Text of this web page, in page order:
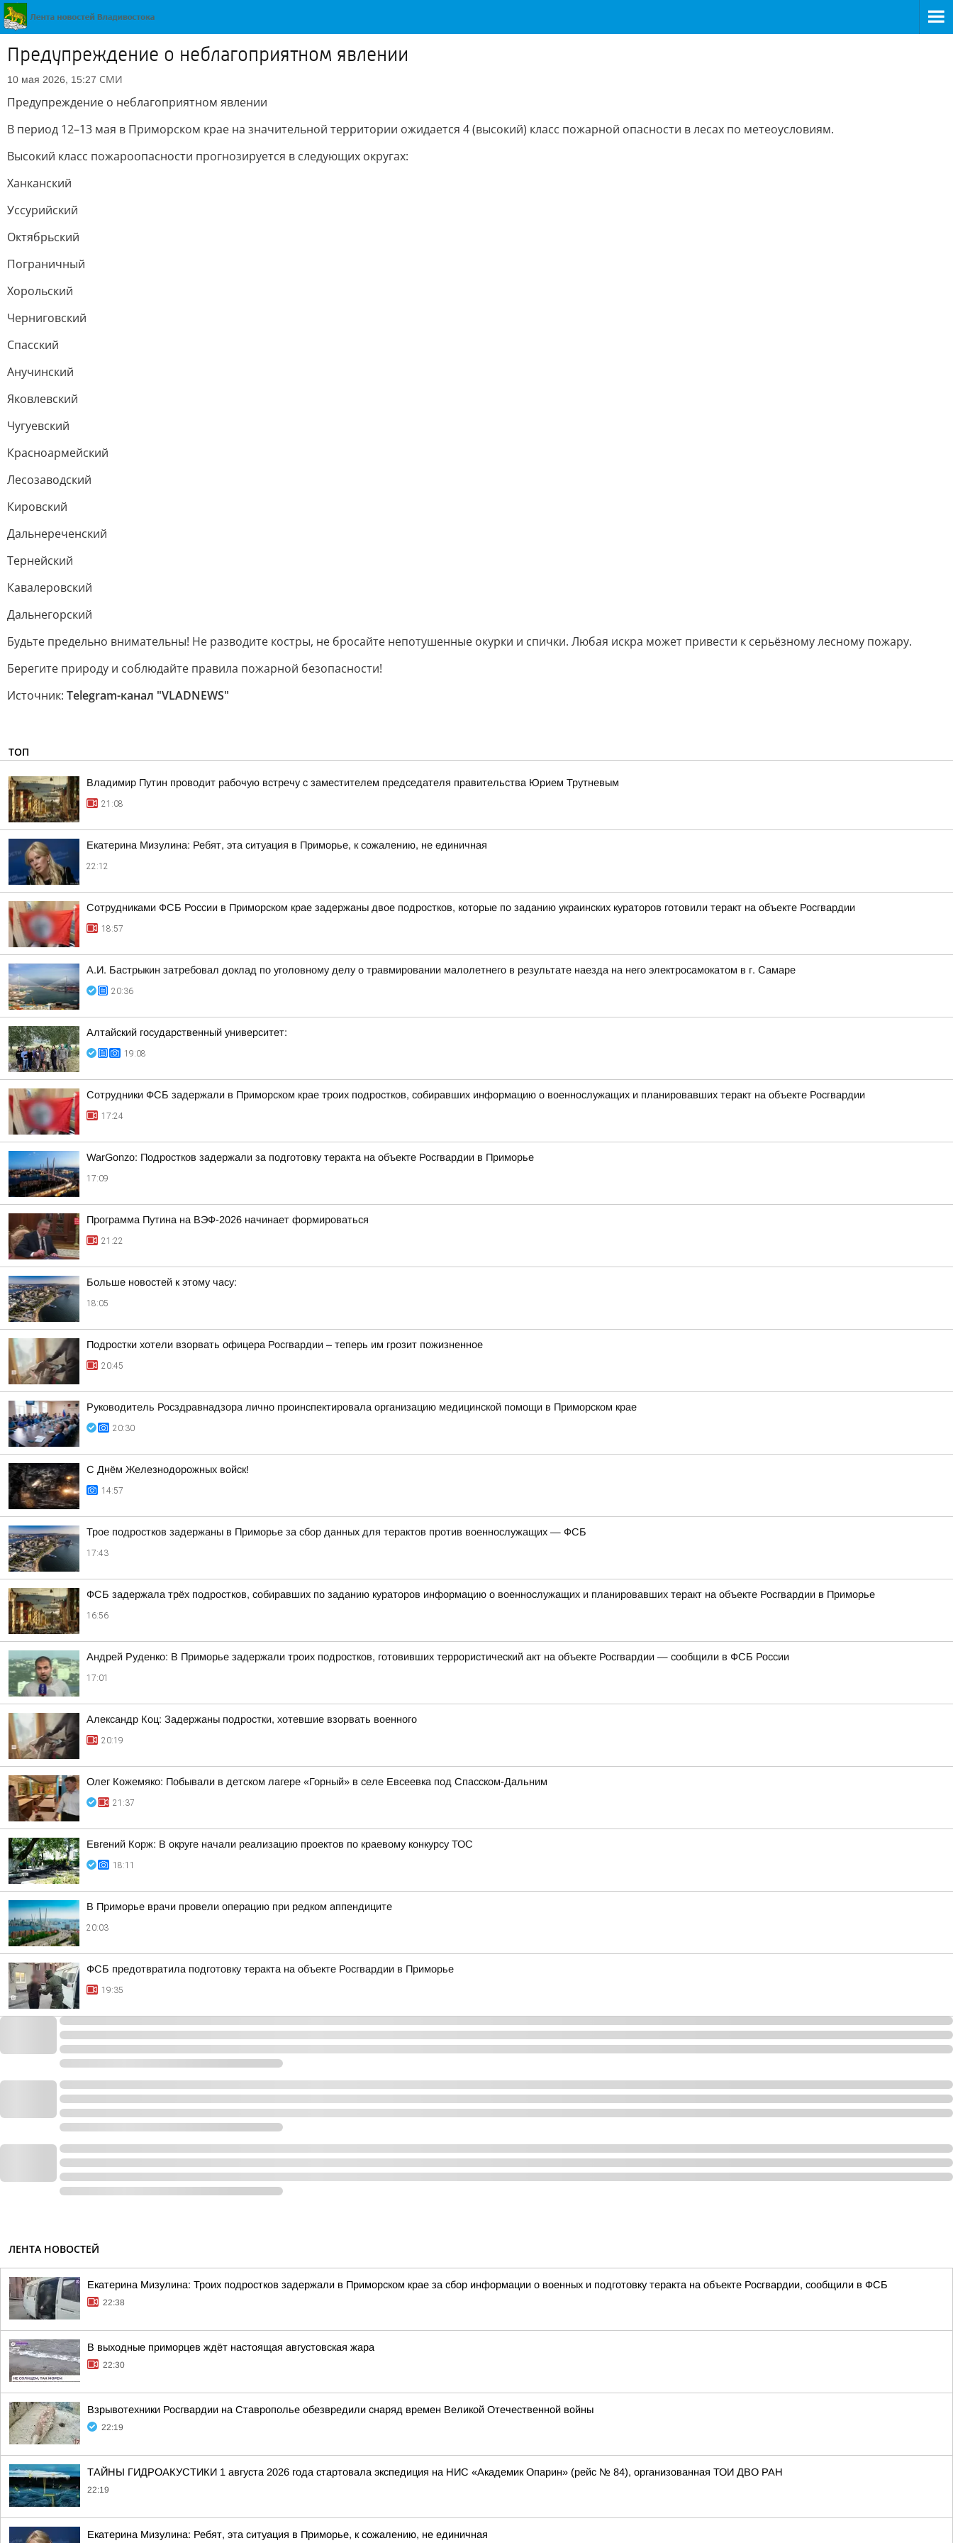
Предупреждение о неблагоприятном явлении
10 мая 2026, 15:27 СМИ
Предупреждение о неблагоприятном явлении
В период 12–13 мая в Приморском крае на значительной территории ожидается 4 (высокий) класс пожарной опасности в лесах по метеоусловиям.
Высокий класс пожароопасности прогнозируется в следующих округах:
Ханканский
Уссурийский
Октябрьский
Пограничный
Хорольский
Черниговский
Спасский
Анучинский
Яковлевский
Чугуевский
Красноармейский
Лесозаводский
Кировский
Дальнереченский
Тернейский
Кавалеровский
Дальнегорский
Будьте предельно внимательны! Не разводите костры, не бросайте непотушенные окурки и спички. Любая искра может привести к серьёзному лесному пожару.
Берегите природу и соблюдайте правила пожарной безопасности!
Источник: Telegram-канал "VLADNEWS"
ТОП
Владимир Путин проводит рабочую встречу с заместителем председателя правительства Юрием Трутневым
21:08
Екатерина Мизулина: Ребят, эта ситуация в Приморье, к сожалению, не единичная
22:12
Сотрудниками ФСБ России в Приморском крае задержаны двое подростков, которые по заданию украинских кураторов готовили теракт на объекте Росгвардии
18:57
А.И. Бастрыкин затребовал доклад по уголовному делу о травмировании малолетнего в результате наезда на него электросамокатом в г. Самаре
20:36
Алтайский государственный университет:
19:08
Сотрудники ФСБ задержали в Приморском крае троих подростков, собиравших информацию о военнослужащих и планировавших теракт на объекте Росгвардии
17:24
WarGonzo: Подростков задержали за подготовку теракта на объекте Росгвардии в Приморье
17:09
Программа Путина на ВЭФ-2026 начинает формироваться
21:22
Больше новостей к этому часу:
18:05
Подростки хотели взорвать офицера Росгвардии – теперь им грозит пожизненное
20:45
Руководитель Росздравнадзора лично проинспектировала организацию медицинской помощи в Приморском крае
20:30
С Днём Железнодорожных войск!
14:57
Трое подростков задержаны в Приморье за сбор данных для терактов против военнослужащих — ФСБ
17:43
ФСБ задержала трёх подростков, собиравших по заданию кураторов информацию о военнослужащих и планировавших теракт на объекте Росгвардии в Приморье
16:56
Андрей Руденко: В Приморье задержали троих подростков, готовивших террористический акт на объекте Росгвардии — сообщили в ФСБ России
17:01
Александр Коц: Задержаны подростки, хотевшие взорвать военного
20:19
Олег Кожемяко: Побывали в детском лагере «Горный» в селе Евсеевка под Спасском-Дальним
21:37
Евгений Корж: В округе начали реализацию проектов по краевому конкурсу ТОС
18:11
В Приморье врачи провели операцию при редком аппендиците
20:03
ФСБ предотвратила подготовку теракта на объекте Росгвардии в Приморье
19:35
ЛЕНТА НОВОСТЕЙ
Екатерина Мизулина: Троих подростков задержали в Приморском крае за сбор информации о военных и подготовку теракта на объекте Росгвардии, сообщили в ФСБ
22:38
В выходные приморцев ждёт настоящая августовская жара
22:30
Взрывотехники Росгвардии на Ставрополье обезвредили снаряд времен Великой Отечественной войны
22:19
ТАЙНЫ ГИДРОАКУСТИКИ 1 августа 2026 года стартовала экспедиция на НИС «Академик Опарин» (рейс № 84), организованная ТОИ ДВО РАН
22:19
Екатерина Мизулина: Ребят, эта ситуация в Приморье, к сожалению, не единичная